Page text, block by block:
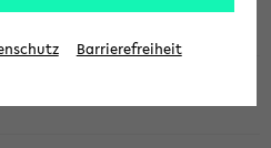
Barrierefreiheit